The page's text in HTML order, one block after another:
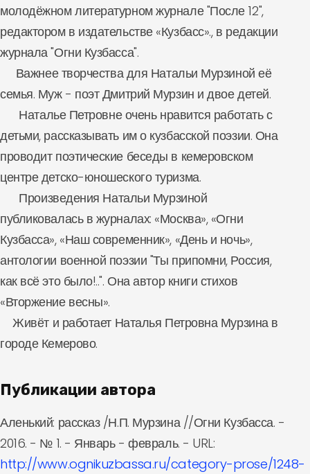
молодёжном литературном журнале "После 12",
редактором в издательстве «Кузбасс»., в редакции
журнала "Огни Кузбасса".
Важнее творчества для Натальи Мурзиной её
семья. Муж - поэт Дмитрий Мурзин и двое детей.
Наталье Петровне очень нравится работать с
детьми, рассказывать им о кузбасской поэзии. Она
проводит поэтические беседы в кемеровском
центре детско-юношеского туризма.
Произведения Натальи Мурзиной
публиковалась в журналах: «Москва», «Огни
Кузбасса», «Наш современник», «День и ночь»,
антологии военной поэзии "Ты припомни, Россия,
как всё это было!..". Она автор книги стихов
«Вторжение весны».
Живёт и работает Наталья Петровна Мурзина в
городе Кемерово.
Публикации автора
Аленький: рассказ /Н.П. Мурзина //Огни Кузбасса. -
2016. - № 1. - Январь - февраль. - URL:
http://www.ognikuzbassa.ru/category-prose/1248-